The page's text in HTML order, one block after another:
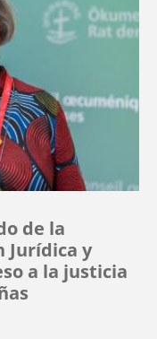
de la
Jurídica y
a la justicia